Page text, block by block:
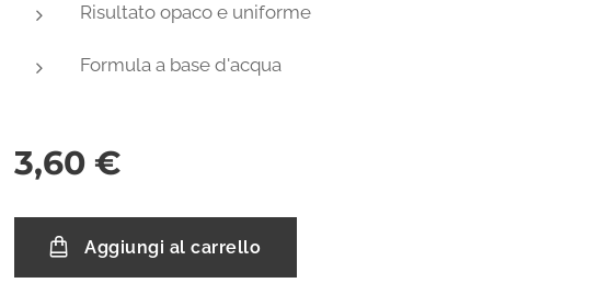
Risultato opaco e uniforme
Formula a base d'acqua
3,60 €
Aggiungi al carrello